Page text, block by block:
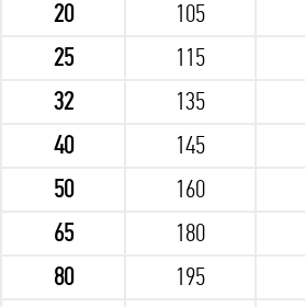
20
105
25
115
32
135
40
145
50
160
65
180
80
195